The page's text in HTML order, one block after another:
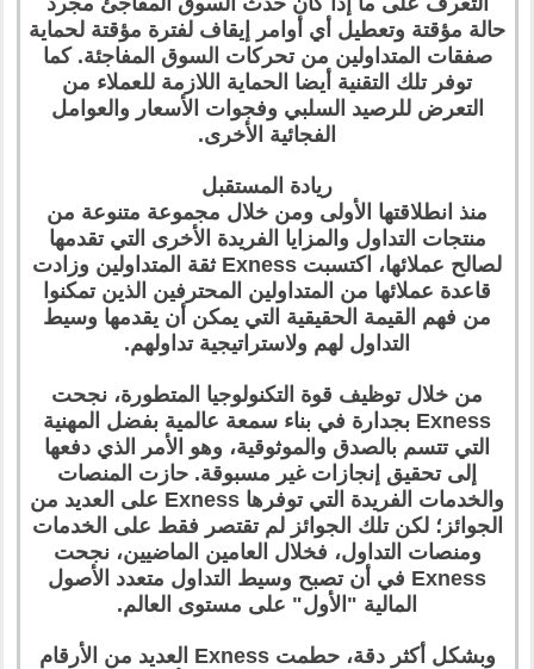
حالة مؤقتة وتعطيل أي أوامر إيقاف لفترة مؤقتة لحماية
صفقات المتداولين من تحركات السوق المفاجئة. كما
توفر تلك التقنية أيضا الحماية اللازمة للعملاء من
التعرض للرصيد السلبي وفجوات الأسعار والعوامل
الفجائية الأخرى.
ريادة المستقبل
منذ انطلاقتها الأولى ومن خلال مجموعة متنوعة من
منتجات التداول والمزايا الفريدة الأخرى التي تقدمها
لصالح عملائها، اكتسبت Exness ثقة المتداولين وزادت
قاعدة عملائها من المتداولين المحترفين الذين تمكنوا
من فهم القيمة الحقيقية التي يمكن أن يقدمها وسيط
التداول لهم ولاستراتيجية تداولهم.
من خلال توظيف قوة التكنولوجيا المتطورة، نجحت
Exness بجدارة في بناء سمعة عالمية بفضل المهنية
التي تتسم بالصدق والموثوقية، وهو الأمر الذي دفعها
إلى تحقيق إنجازات غير مسبوقة. حازت المنصات
والخدمات الفريدة التي توفرها Exness على العديد من
الجوائز؛ لكن تلك الجوائز لم تقتصر فقط على الخدمات
ومنصات التداول، فخلال العامين الماضيين، نجحت
Exness في أن تصبح وسيط التداول متعدد الأصول
المالية "الأول" على مستوى العالم.
وبشكل أكثر دقة، حطمت Exness العديد من الأرقام